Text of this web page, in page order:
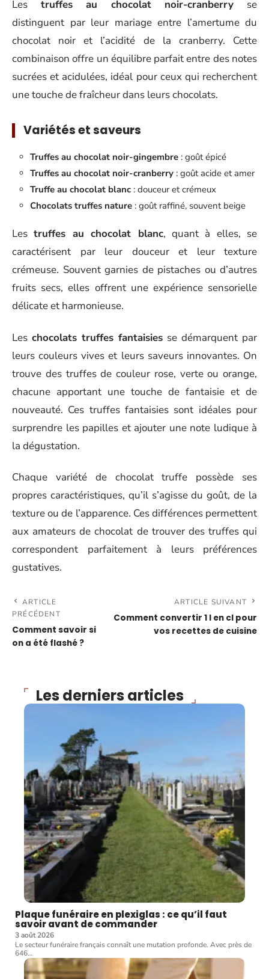
Les truffes au chocolat noir-cranberry se
distinguent par leur mariage entre l’amertume du
chocolat noir et l’acidité de la cranberry. Cette
combinaison offre un équilibre parfait entre des notes
sucrées et acidulées, idéal pour ceux qui recherchent
une touche de fraîcheur dans leurs chocolats.
Variétés et saveurs
Truffes au chocolat noir-gingembre : goût épicé
Truffes au chocolat noir-cranberry : goût acide et amer
Truffe au chocolat blanc : douceur et crémeux
Chocolats truffes nature : goût raffiné, souvent beige
Lestruffes au chocolat blanc, quant à elles, se
caractérisent par leur douceur et leur texture
crémeuse. Souvent garnies de pistaches ou d’autres
fruits secs, elles offrent une expérience sensorielle
délicate et harmonieuse.
Les chocolats truffes fantaisies se démarquent par
leurs couleurs vives et leurs saveurs innovantes. On
trouve des truffes de couleur rose, verte ou orange,
chacune apportant une touche de fantaisie et de
nouveauté. Ces truffes fantaisies sont idéales pour
surprendre les papilles et ajouter une note ludique à
la dégustation.
Chaque variété de chocolat truffe possède ses
propres caractéristiques, qu’il s’agisse du goût, de la
texture ou de l’apparence. Ces différences permettent
aux amateurs de chocolat de trouver des truffes qui
correspondent parfaitement à leurs préférences
gustatives.
ARTICLE
PRÉCÉDENT
Comment savoir si
on a été flashé ?
ARTICLE SUIVANT
Comment convertir 1 l en cl pour
vos recettes de cuisine
Les derniers articles
Plaque funéraire en plexiglas : ce qu’il faut
savoir avant de commander
3 août 2026
Le secteur funéraire français connaît une mutation profonde. Avec près de
646…